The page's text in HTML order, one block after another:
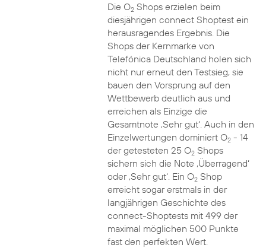
Die O2Shops erzielen beim
diesjährigen connect Shoptest ein
herausragendes Ergebnis. Die
Shops der Kernmarke von
Telefónica Deutschland holen sich
nicht nur erneut den Testsieg, sie
bauen den Vorsprung auf den
Wettbewerb deutlich aus und
erreichen als Einzige die
Gesamtnote ‚Sehr gut‘. Auch in den
Einzelwertungen dominiert O2- 14
der getesteten 25 O2Shops
sichern sich die Note ‚Überragend‘
oder ‚Sehr gut‘. Ein O2Shop
erreicht sogar erstmals in der
langjährigen Geschichte des
connect-Shoptests mit 499 der
maximal möglichen 500 Punkte
fast den perfekten Wert.